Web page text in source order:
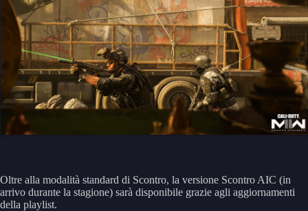
Oltre alla modalità standard di Scontro, la versione Scontro AIC (in
arrivo durante la stagione) sarà disponibile grazie agli aggiornamenti
della playlist.